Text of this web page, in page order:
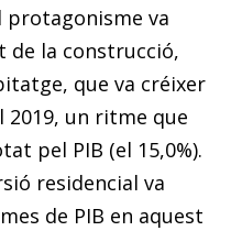
va
de la construcció,
que va créixer
2019, un ritme que
pel PIB (el 15,0%).
residencial va
de PIB en aquest